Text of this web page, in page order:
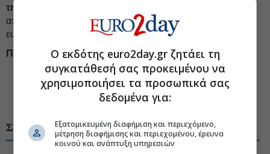
της Ευρώπης
απώλεια ανταγωνιστικότητας, χωρίς μέχρι στιγμής πειστική
ευρωπαϊκή απάντηση.
ΠΗΓΗ: ΑΠΕ-ΜΠΕ
#Αδωνις Γεωργιάδης #Οικονομικό Φόρουμ Δελφών
#Φάρμακα
ΣΧΕΤΙΚΑ ΘΕΜΑΤΑ
Ο εκδότης euro2day.gr ζητάει τη
συγκατάθεσή σας προκειμένου να
χρησιμοποιήσει τα προσωπικά σας
δεδομένα για:
Εξατομικευμένη διαφήμιση και περιεχόμενο,
μέτρηση διαφήμισης και περιεχομένου, έρευνα
κοινού και ανάπτυξη υπηρεσιών